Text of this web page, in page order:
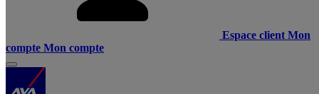
Espace client Mon
compte Mon compte